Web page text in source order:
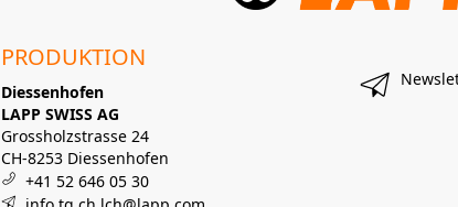
PRODUKTION
Diessenhofen
LAPP SWISS AG
Grossholzstrasse 24
CH-8253 Diessenhofen
+41 52 646 05 30